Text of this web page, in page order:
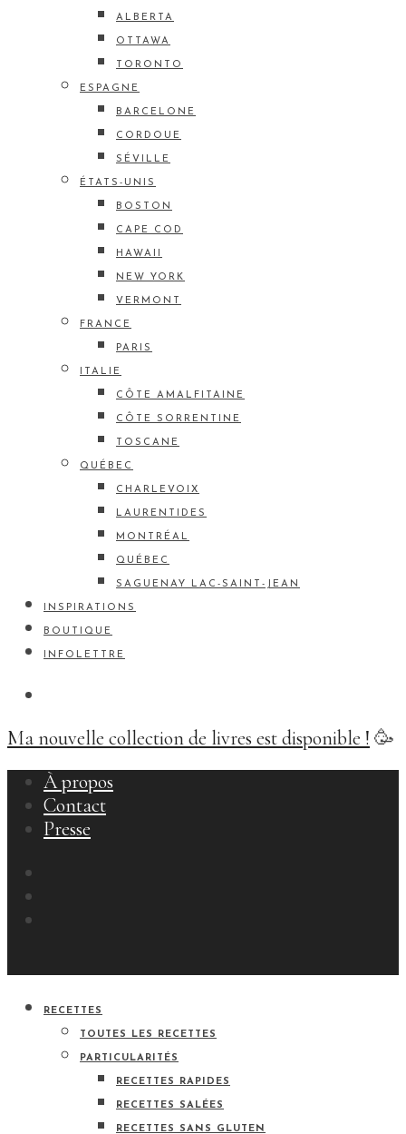
ALBERTA
OTTAWA
TORONTO
ESPAGNE
BARCELONE
CORDOUE
SÉVILLE
ÉTATS-UNIS
BOSTON
CAPE COD
HAWAII
NEW YORK
VERMONT
FRANCE
PARIS
ITALIE
CÔTE AMALFITAINE
CÔTE SORRENTINE
TOSCANE
QUÉBEC
CHARLEVOIX
LAURENTIDES
MONTRÉAL
QUÉBEC
SAGUENAY LAC-SAINT-JEAN
INSPIRATIONS
BOUTIQUE
INFOLETTRE
Ma nouvelle collection de livres est disponible ! 🥳
À propos
Contact
Presse
RECETTES
TOUTES LES RECETTES
PARTICULARITÉS
RECETTES RAPIDES
RECETTES SALÉES
RECETTES SANS GLUTEN